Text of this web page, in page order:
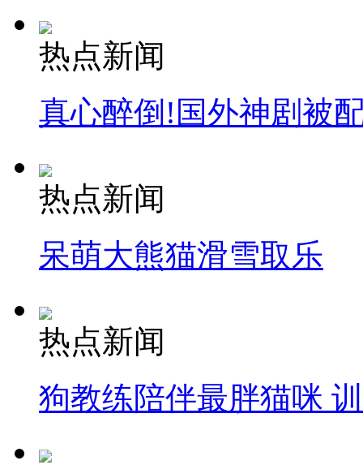
热点新闻
真心醉倒!国外神剧被
热点新闻
呆萌大熊猫滑雪取乐
热点新闻
狗教练陪伴最胖猫咪